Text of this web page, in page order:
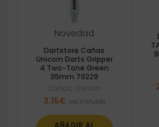
Novedad
Dartstore Cañas
Unicorn Darts Gripper
4 Two-Tone Green
35mm 79229
Cañas Unicorn
3,15€ Iva incluido